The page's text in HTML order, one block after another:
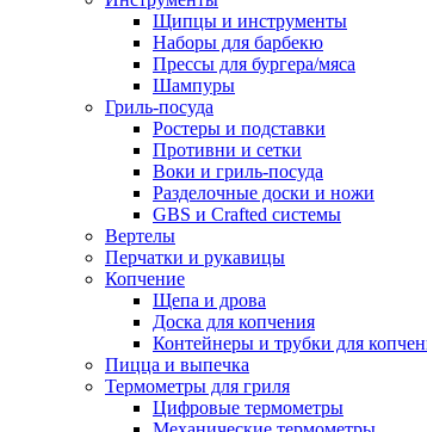
Щипцы и инструменты
Наборы для барбекю
Прессы для бургера/мяса
Шампуры
Гриль-посуда
Ростеры и подставки
Противни и сетки
Воки и гриль-посуда
Разделочные доски и ножи
GBS и Crafted системы
Вертелы
Перчатки и рукавицы
Копчение
Щепа и дрова
Доска для копчения
Контейнеры и трубки для
Пицца и выпечка
Термометры для гриля
Цифровые термометры